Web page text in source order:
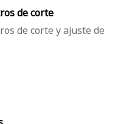
de corte
de corte y ajuste de